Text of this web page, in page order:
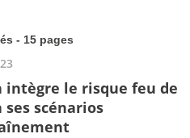
- 15 pages
intègre le risque feu de
scénarios